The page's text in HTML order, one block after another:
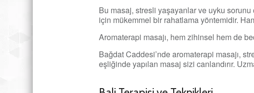
Bu masaj, stresli yaşayanlar ve uyku
için mükemmel bir rahatlama yöntemidir.
Aromaterapi masajı, hem zihinsel hem de
Bağdat Caddesi’nde aromaterapi masajı,
eşliğinde yapılan masaj sizi canlandırır.